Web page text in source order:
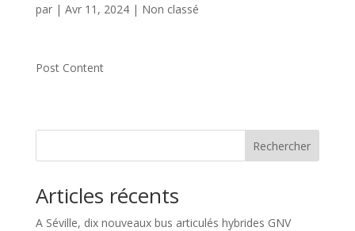
par | Avr 11, 2024| Non classé
Post Content
Rechercher
Articles récents
A Séville, dix nouveaux bus articulés hybrides GNV